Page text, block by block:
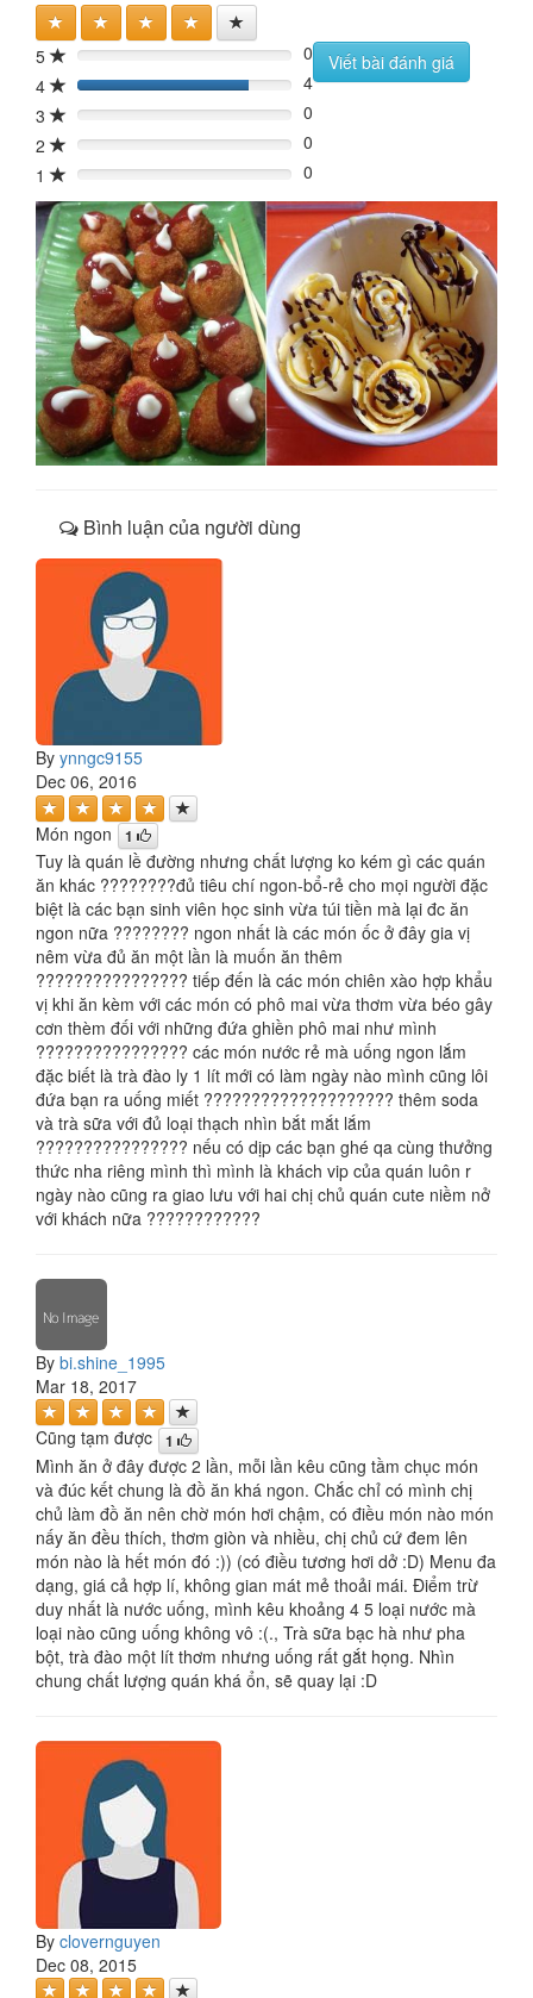
5 0%
0
4
80%
4
3
0%
0
2
0%
0
1
0% 0
Viết bài đánh giá
Bình luận của người dùng
By ynngc9155
Dec 06, 2016
Món ngon 1
Tuy là quán lề đường nhưng chất lượng ko kém gì các quán
ăn khác ????????đủ tiêu chí ngon-bổ-rẻ cho mọi người đặc
biệt là các bạn sinh viên học sinh vừa túi tiền mà lại đc ăn
ngon nữa ???????? ngon nhất là các món ốc ở đây gia vị
nêm vừa đủ ăn một lần là muốn ăn thêm
???????????????? tiếp đến là các món chiên xào hợp khẩu
vị khi ăn kèm với các món có phô mai vừa thơm vừa béo gây
cơn thèm đối với những đứa ghiền phô mai như mình
???????????????? các món nước rẻ mà uống ngon lắm
đặc biết là trà đào ly 1 lít mới có làm ngày nào mình cũng lôi
đứa bạn ra uống miết ???????????????????? thêm soda
và trà sữa với đủ loại thạch nhìn bắt mắt lắm
???????????????? nếu có dịp các bạn ghé qa cùng thưởng
thức nha riêng mình thì mình là khách vip của quán luôn r
ngày nào cũng ra giao lưu với hai chị chủ quán cute niềm nở
với khách nữa ????????????
By bi.shine_1995
Mar 18, 2017
Cũng tạm được 1
Mình ăn ở đây được 2 lần, mỗi lần kêu cũng tầm chục món
và đúc kết chung là đồ ăn khá ngon. Chắc chỉ có mình chị
chủ làm đồ ăn nên chờ món hơi chậm, có điều món nào món
nấy ăn đều thích, thơm giòn và nhiều, chị chủ cứ đem lên
món nào là hết món đó :)) (có điều tương hơi dở :D) Menu đa
dạng, giá cả hợp lí, không gian mát mẻ thoải mái. Điểm trừ
duy nhất là nước uống, mình kêu khoảng 4 5 loại nước mà
loại nào cũng uống không vô :(., Trà sữa bạc hà như pha
bột, trà đào một lít thơm nhưng uống rất gắt họng. Nhìn
chung chất lượng quán khá ổn, sẽ quay lại :D
By clovernguyen
Dec 08, 2015